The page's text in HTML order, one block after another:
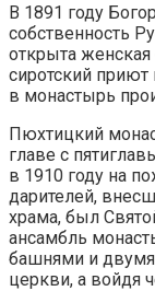
В 1891 году
собственность
открыта
сиротский
в монастырь
Пюхтицкий
главе с
в 1910 году на
дарителей,
храма, был
ансамбль
башнями и
церкви, а войдя